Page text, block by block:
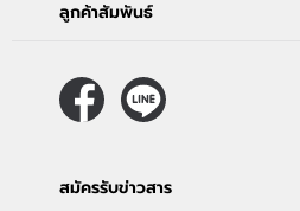
ลูกค้าสัมพันธ์
สมัครรับข่าวสาร